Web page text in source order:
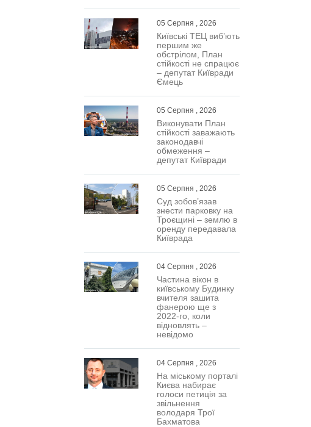
05 Серпня , 2026
Київські ТЕЦ виб’ють
першим же
обстрілом, План
стійкості не спрацює
– депутат Київради
Ємець
05 Серпня , 2026
Виконувати План
стійкості заважають
законодавчі
обмеження –
депутат Київради
05 Серпня , 2026
Суд зобов’язав
знести парковку на
Троєщині – землю в
оренду передавала
Київрада
04 Серпня , 2026
Частина вікон в
київському Будинку
вчителя зашита
фанерою ще з
2022-го, коли
відновлять –
невідомо
04 Серпня , 2026
На міському порталі
Києва набирає
голоси петиція за
звільнення
володаря Трої
Бахматова